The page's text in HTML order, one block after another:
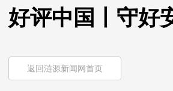
好评中国丨守好
返回涟源新闻网首页